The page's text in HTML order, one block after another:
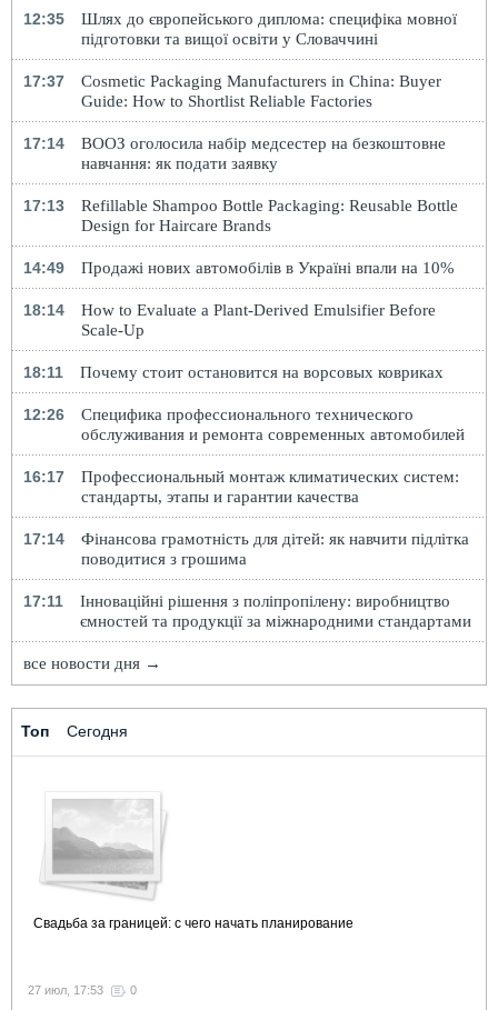
12:35
Шлях до європейського диплома: специфіка мовної
підготовки та вищої освіти у Словаччині
17:37
Cosmetic Packaging Manufacturers in China: Buyer
Guide: How to Shortlist Reliable Factories
17:14
ВООЗ оголосила набір медсестер на безкоштовне
навчання: як подати заявку
17:13
Refillable Shampoo Bottle Packaging: Reusable Bottle
Design for Haircare Brands
14:49 Продажі нових автомобілів в Україні впали на 10%
18:14
How to Evaluate a Plant-Derived Emulsifier Before
Scale-Up
18:11 Почему стоит остановится на ворсовых ковриках
12:26
Специфика профессионального технического
обслуживания и ремонта современных автомобилей
16:17
Профессиональный монтаж климатических систем:
стандарты, этапы и гарантии качества
17:14
Фінансова грамотність для дітей: як навчити підлітка
поводитися з грошима
17:11
Інноваційні рішення з поліпропілену: виробництво
ємностей та продукції за міжнародними стандартами
все новости дня →
Топ Сегодня
Свадьба за границей: с чего начать планирование
27 июл, 17:53 0